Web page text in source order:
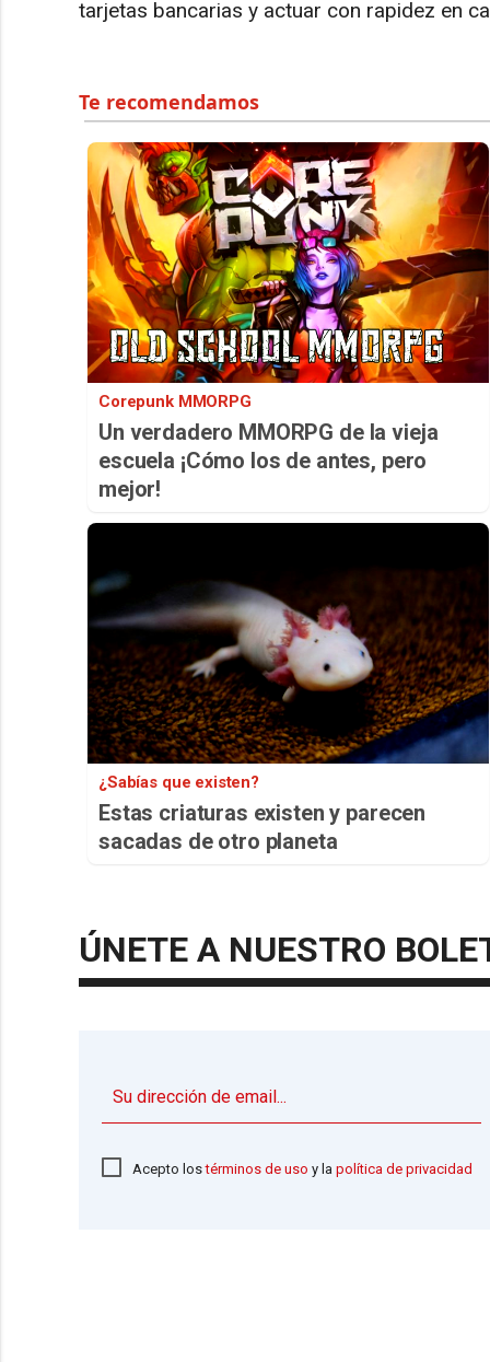
tarjetas bancarias y actuar con rapidez en
Corepunk MMORPG
Un verdadero MMORPG de la vieja
escuela ¡Cómo los de antes, pero
mejor!
¿Sabías que existen?
Estas criaturas existen y parecen
sacadas de otro planeta
ÚNETE A NUESTRO
Acepto lostérminos de uso y la política de privacidad